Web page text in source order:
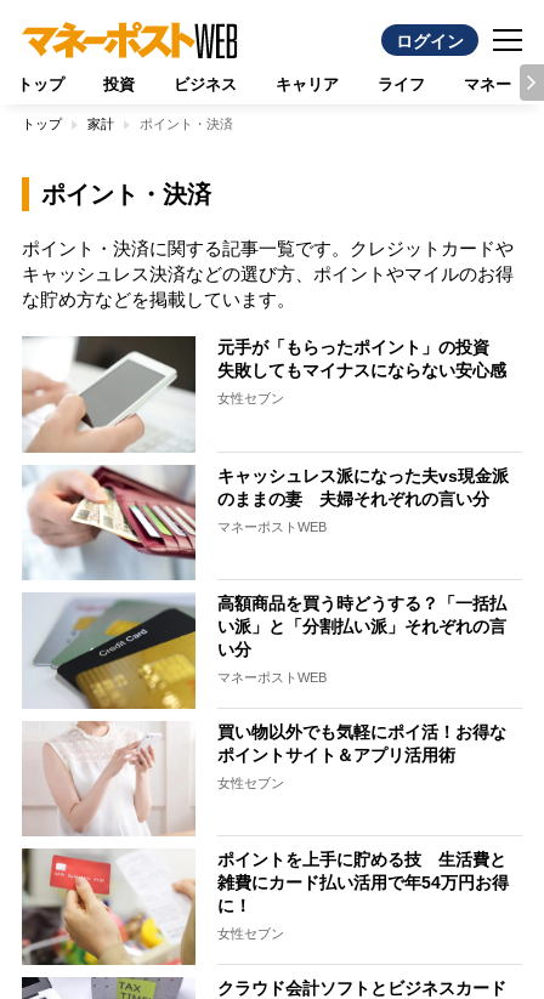
ログイン
トップ 投資 ビジネス キャリア ライフ マネー
トップ 家計 ポイント・決済
ポイント・決済
ポイント・決済に関する記事一覧です。クレジットカードや
キャッシュレス決済などの選び方、ポイントやマイルのお得
な貯め方などを掲載しています。
元手が「もらったポイント」の投資
失敗してもマイナスにならない安心感
女性セブン
キャッシュレス派になった夫vs現金派
のままの妻 夫婦それぞれの言い分
マネーポストWEB
高額商品を買う時どうする？「一括払
い派」と「分割払い派」それぞれの言
い分
マネーポストWEB
買い物以外でも気軽にポイ活！お得な
ポイントサイト＆アプリ活用術
女性セブン
ポイントを上手に貯める技 生活費と
雑費にカード払い活用で年54万円お得
に！
女性セブン
クラウド会計ソフトとビジネスカード